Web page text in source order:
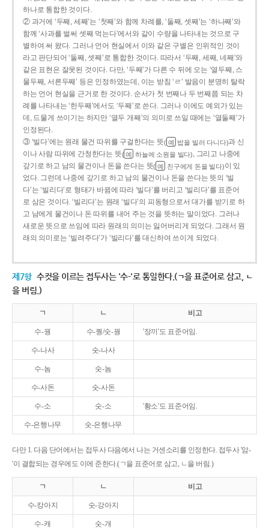
하나로 통합한 것이다.
② 과거에 ‘두째, 세째’는 ‘첫째’와 함께 차례를, ‘둘째, 셋째’는 ‘하나째’와
함께 ‘사과를 벌써 셋째 먹는다’에서와 같이 수량을 나타내는 것으로 구
별하여 써 왔다. 그러나 언어 현실에서 이와 같은 구별은 인위적인 것이
라고 판단되어 ‘둘째, 셋째’로 통합한 것이다. 따라서 ‘두째, 세째, 네째’와
같은 표현은 잘못된 것이다. 다만, ‘두째’가 다른 수 뒤에 오는 ‘열두째, 스
물두째, 서른두째’ 등은 인정하였는데, 이는 받침 ‘ㄹ’ 발음이 분명히 탈락
하는 언어 현실을 근거로 한 것이다. 순서가 첫 번째나 두 번째쯤 되는 차
례를 나타내는 ‘한두째’에서도 ‘두째’로 쓴다. 그러나 이에도 예외가 있는
데, 드물게 쓰이기는 하지만 ‘열두 개째’의 의미로 쓰일 때에는 ‘열둘째’가
인정된다.
③ ‘빌다’에는 원래 물건 따위를 구걸한다는 뜻( 예 밥을 빌러 다니다)과 신
이나 사람 따위에 간청한다는 뜻( 예 하늘에 소원을 빌다), 그리고 나중에
갚기로 하고 남의 물건이나 돈을 쓴다는 뜻( 예 친구에게 돈을 빌다)이 있
었다. 그런데 나중에 갚기로 하고 남의 물건이나 돈을 쓴다는 뜻의 ‘빌
다’는 ‘빌리다’로 형태가 바뀜에 따라 ‘빌다’를 버리고 ‘빌리다’를 표준어
로 삼은 것이다. ‘빌리다’는 원래 ‘빌다’의 피동형으로서 대가를 받기로 하
고 남에게 물건이나 돈 따위를 내어 주는 것을 뜻하는 말이었다. 그러나
새로운 뜻으로 쓰임에 따라 원래의 의미는 잃어버리게 되었다. 그래서 원
래의 의미로는 ‘빌려주다’가 ‘빌리다’를 대신하여 쓰이게 되었다.
제7항 수컷을 이르는 접두사는 '수-'로 통일한다.(ㄱ을 표준어로 삼고, ㄴ
을 버림.)
ㄱ ㄴ 비고
수-꿩 수-퀑/숫-꿩 '장끼'도 표준어임.
수-나사 숫-나사
수-놈 숫-놈
수-사돈 숫-사돈
수-소 숫-소 '황소'도 표준어임.
수-은행나무 숫-은행나무
다만 1. 다음 단어에서는 접두사 다음에서 나는 거센소리를 인정한다. 접두사 '암-
'이 결합되는 경우에도 이에 준한다.(ㄱ을 표준어로 삼고, ㄴ을 버림.)
ㄱ ㄴ 비고
수-캉아지 숫-강아지
수-캐 숫-개